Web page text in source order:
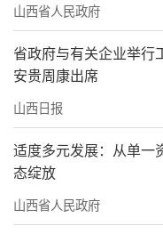
山西省人民政府
省政府与有关企业举行
安贵周康出席
山西日报
适度多元发展：从单一
态绽放
山西省人民政府